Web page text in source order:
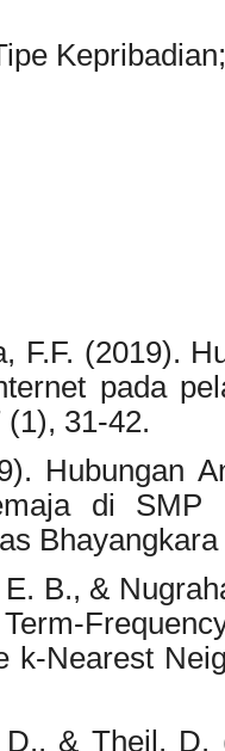
F.F. (2019).
pada
(1), 31-42.
Hubungan
di
B., &
k-Nearest
& Theil, D.